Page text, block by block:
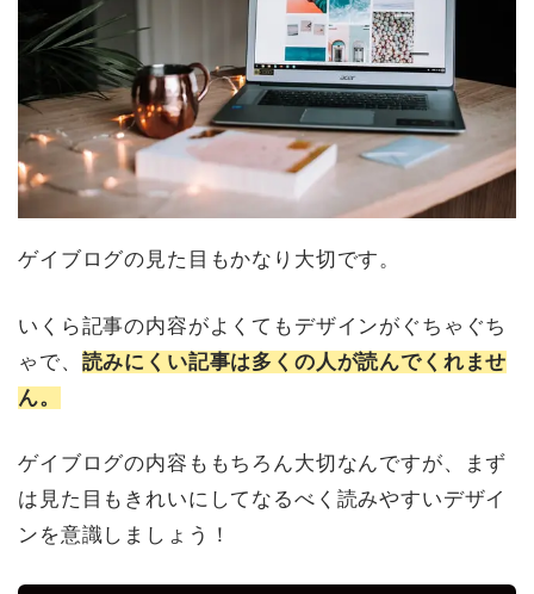
ゲイブログの見た目もかなり大切です。
いくら記事の内容がよくてもデザインがぐちゃぐち
ゃで、 読みにくい記事は多くの人が読んでくれませ
ん。
ゲイブログの内容ももちろん大切なんですが、まず
は見た目もきれいにしてなるべく読みやすいデザイ
ンを意識しましょう！